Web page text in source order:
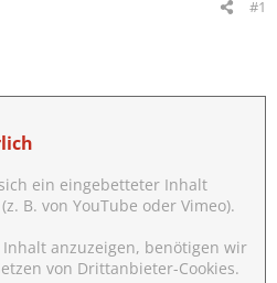
#1
ein eingebetteter Inhalt
B. von YouTube oder Vimeo).
anzuzeigen, benötigen wir
von Drittanbieter-Cookies.